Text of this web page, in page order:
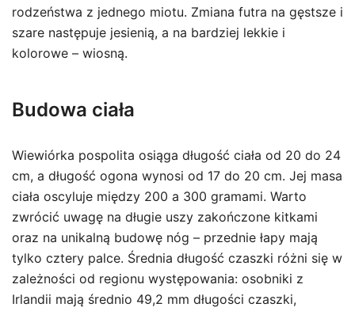
rodzeństwa z jednego miotu. Zmiana futra na gęstsze i
szare następuje jesienią, a na bardziej lekkie i
kolorowe – wiosną.
Budowa ciała
Wiewiórka pospolita osiąga długość ciała od 20 do 24
cm, a długość ogona wynosi od 17 do 20 cm. Jej masa
ciała oscyluje między 200 a 300 gramami. Warto
zwrócić uwagę na długie uszy zakończone kitkami
oraz na unikalną budowę nóg – przednie łapy mają
tylko cztery palce. Średnia długość czaszki różni się w
zależności od regionu występowania: osobniki z
Irlandii mają średnio 49,2 mm długości czaszki,